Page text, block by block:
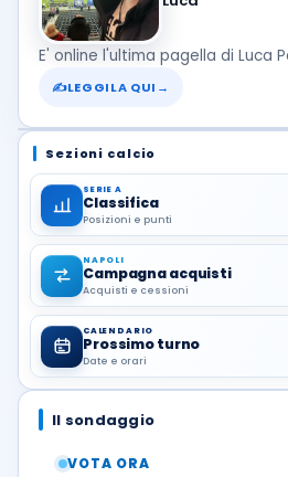
E' online l'ultima pagella di Luca
✍LEGGILA QUI →
Sezioni calcio
SERIE A
Classifica
Posizioni e punti
NAPOLI
Campagna acquisti
Acquisti e cessioni
CALENDARIO
Prossimo turno
Date e orari
Il sondaggio
VOTA ORA